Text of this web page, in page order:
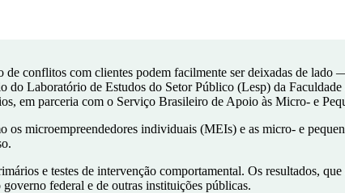
de conflitos com clientes podem facilmente ser deixadas de lado
do Laboratório de Estudos do Setor Público (Lesp) da
em parceria com o Serviço Brasileiro de Apoio às Micro- e
microempreendedores individuais (MEIs) e as micro- e
e testes de intervenção comportamental. Os resultados,
federal e de outras instituições públicas.